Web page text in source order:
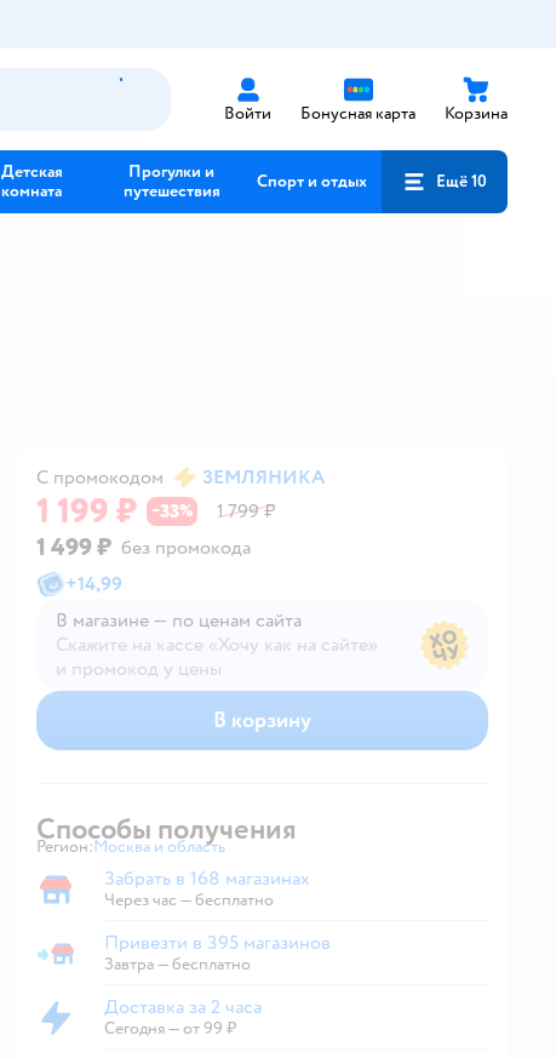
Войти Бонусная карта Корзина
Детская
комната
Прогулки и
путешествия
Спорт и отдых Ещё 10
С промокодом ЗЕМЛЯНИКА
1 199 ₽ −33% 1 799 ₽
1 499 ₽ без промокода
+14,99
В магазине — по ценам сайта
Скажите на кассе «Хочу как на сайте»
и промокод у цены
В магазине — по ценам сайта
В корзину
Способы получения
Регион: Выбор адреса доставки.
Москва и область
Забрать в магазине
Забрать в 168 магазинах
Через час — бесплатно
Привезти в магазин
Привезти в 395 магазинов
Завтра—бесплатно
Доставка за 2 часа
Доставка за 2 часа
Сегодня—от 99 ₽